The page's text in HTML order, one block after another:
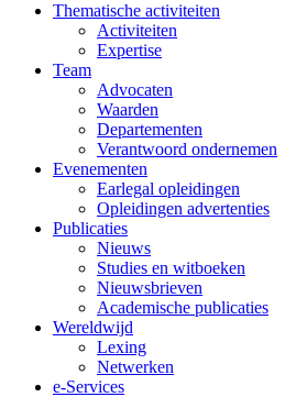
Thematische activiteiten
Activiteiten
Expertise
Team
Advocaten
Waarden
Departementen
Verantwoord ondernemen
Evenementen
Earlegal opleidingen
Opleidingen advertenties
Publicaties
Nieuws
Studies en witboeken
Nieuwsbrieven
Academische publicaties
Wereldwijd
Lexing
Netwerken
e-Services